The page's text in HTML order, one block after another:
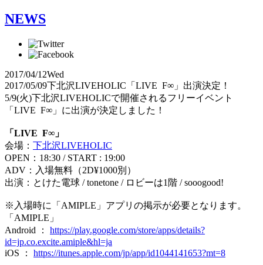
NEWS
2017/04/12Wed
2017/05/09下北沢LIVEHOLIC「LIVE F∞」出演決定！
5/9(火)下北沢LIVEHOLICで開催されるフリーイベント
「LIVE F∞」に出演が決定しました！
「LIVE F∞」
会場： 下北沢LIVEHOLIC
OPEN：18:30 / START : 19:00
ADV：入場無料（2D¥1000別）
出演：とけた電球 / tonetone / ロビーは1階 / sooogood!
※入場時に「AMIPLE」アプリの掲示が必要となります。
「AMIPLE」
Android ： https://play.google.com/store/apps/details?
id=jp.co.excite.amiple&hl=ja
iOS ： https://itunes.apple.com/jp/app/id1044141653?mt=8